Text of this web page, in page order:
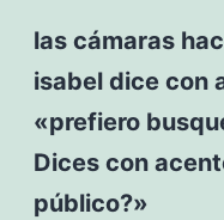
las cámaras
isabel dice con
«prefiero
Dices con
público?»